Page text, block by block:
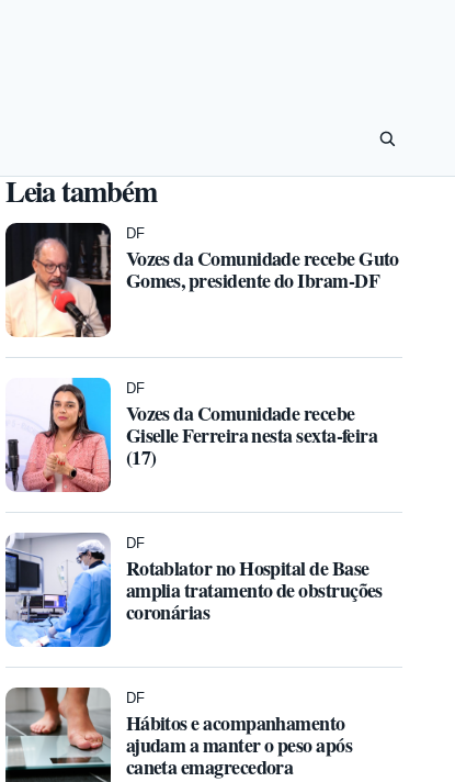
Leia também
DF
Vozes da Comunidade recebe Guto
Gomes, presidente do Ibram-DF
DF
Vozes da Comunidade recebe
Giselle Ferreira nesta sexta-feira
(17)
DF
Rotablator no Hospital de Base
amplia tratamento de obstruções
coronárias
DF
Hábitos e acompanhamento
ajudam a manter o peso após
caneta emagrecedora